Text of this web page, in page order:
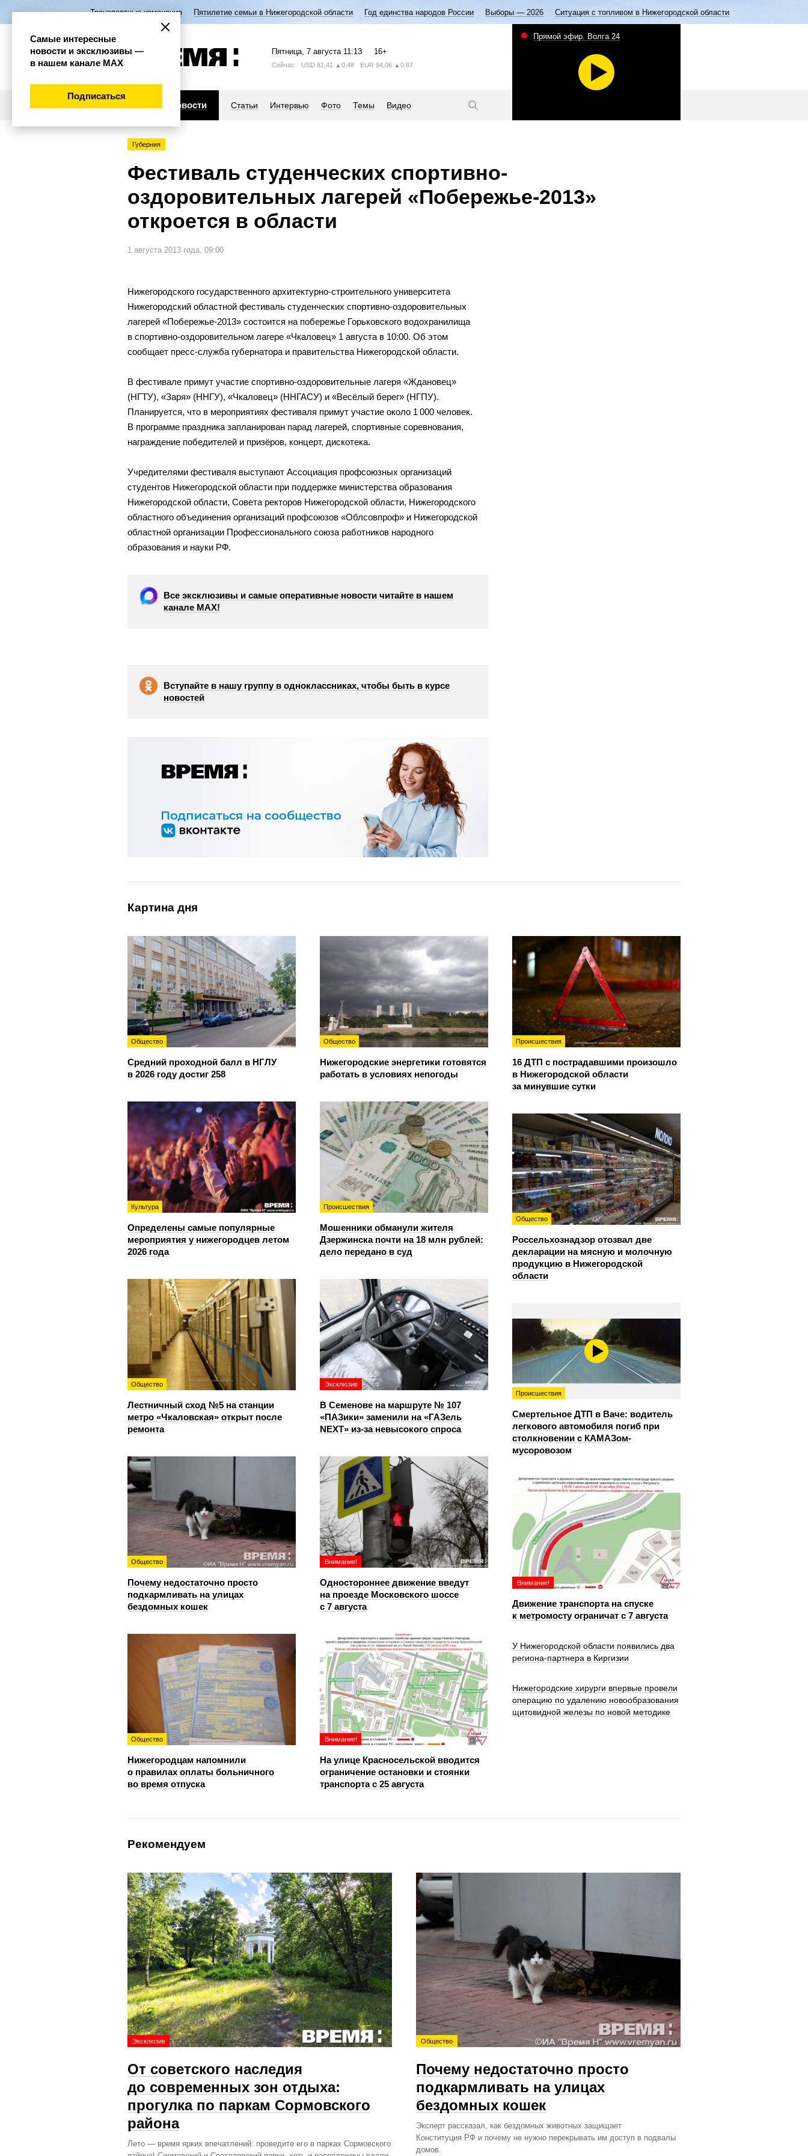
Транспортные изменения Пятилетие семьи в Нижегородской области Год единства народов России Выборы — 2026 Ситуация с топливом в Нижегородской области
Пятница, 7 августа 11:13 16+
Сейчас USD 81,41 ▲0,48 EUR 94,06 ▲0,87
Новости Статьи Интервью Фото Темы Видео
Прямой эфир. Волга 24
Губерния
Фестиваль студенческих спортивно-
оздоровительных лагерей «Побережье-2013»
откроется в области
1 августа 2013 года, 09:00
Нижегородского государственного архитектурно-строительного университета
Нижегородский областной фестиваль студенческих спортивно-оздоровительных
лагерей «Побережье-2013» состоится на побережье Горьковского водохранилища
в спортивно-оздоровительном лагере «Чкаловец» 1 августа в 10:00. Об этом
сообщает пресс-служба губернатора и правительства Нижегородской области.
В фестивале примут участие спортивно-оздоровительные лагеря «Ждановец»
(НГТУ), «Заря» (ННГУ), «Чкаловец» (ННГАСУ) и «Весёлый берег» (НГПУ).
Планируется, что в мероприятиях фестиваля примут участие около 1 000 человек.
В программе праздника запланирован парад лагерей, спортивные соревнования,
награждение победителей и призёров, концерт, дискотека.
Учредителями фестиваля выступают Ассоциация профсоюзных организаций
студентов Нижегородской области при поддержке министерства образования
Нижегородской области, Совета ректоров Нижегородской области, Нижегородского
областного объединения организаций профсоюзов «Облсовпроф» и Нижегородской
областной организации Профессионального союза работников народного
образования и науки РФ.
Все эксклюзивы и самые оперативные новости читайте в нашем
канале МАХ!
Вступайте в нашу группу в одноклассниках, чтобы быть в курсе
новостей
Картина дня
Общество
Средний проходной балл в НГЛУ
в 2026 году достиг 258
Общество
Нижегородские энергетики готовятся
работать в условиях непогоды
Происшествия
16 ДТП с пострадавшими произошло
в Нижегородской области
за минувшие сутки
Культура
Определены самые популярные
мероприятия у нижегородцев летом
2026 года
Происшествия
Мошенники обманули жителя
Дзержинска почти на 18 млн рублей:
дело передано в суд
Общество
Россельхознадзор отозвал две
декларации на мясную и молочную
продукцию в Нижегородской
области
Общество
Лестничный сход №5 на станции
метро «Чкаловская» открыт после
ремонта
Эксклюзив
В Семенове на маршруте № 107
«ПАЗики» заменили на «ГАЗель
NEXT» из‑за невысокого спроса
Происшествия
Смертельное ДТП в Ваче: водитель
легкового автомобиля погиб при
столкновении с КАМАЗом-
мусоровозом
Общество
Почему недостаточно просто
подкармливать на улицах
бездомных кошек
Внимание!
Одностороннее движение введут
на проезде Московского шоссе
с 7 августа
Внимание!
Движение транспорта на спуске
к метромосту ограничат с 7 августа
Общество
Нижегородцам напомнили
о правилах оплаты больничного
во время отпуска
Внимание!
На улице Красносельской вводится
ограничение остановки и стоянки
транспорта с 25 августа
У Нижегородской области появились два
региона-партнера в Киргизии
Нижегородские хирурги впервые провели
операцию по удалению новообразования
щитовидной железы по новой методике
Рекомендуем
Эксклюзив
От советского наследия
до современных зон отдыха:
прогулка по паркам Сормовского
района
Лето — время ярких впечатлений: проведите его в парках Сормовского
Общество
Почему недостаточно просто
подкармливать на улицах
бездомных кошек
Эксперт рассказал, как бездомных животных защищает
Конституция РФ и почему не нужно перекрывать им доступ в подвалы
домов.
Самые интересные
новости и эксклюзивы —
в нашем канале МАХ
Подписаться